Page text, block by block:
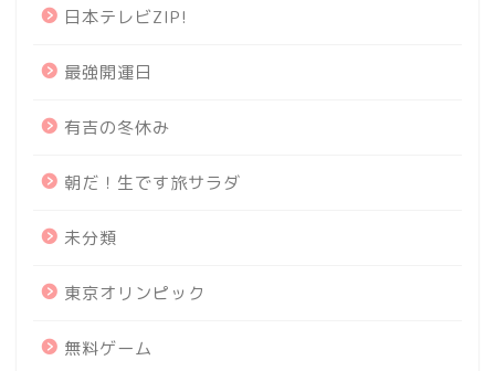
日本テレビZIP!
最強開運日
有吉の冬休み
朝だ！生です旅サラダ
未分類
東京オリンピック
無料ゲーム